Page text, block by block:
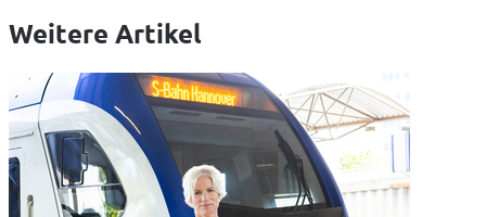
Weitere Artikel